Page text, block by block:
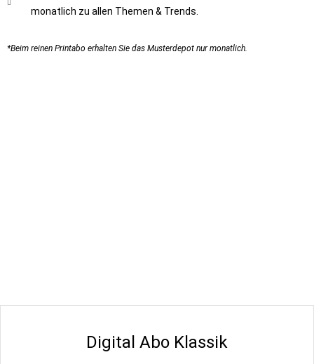
monatlich zu allen Themen & Trends.
*Beim reinen Printabo erhalten Sie das Musterdepot nur monatlich.
Digital Abo Klassik